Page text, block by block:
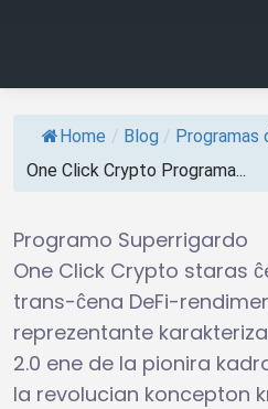
Home / Blog / Programas
One Click Crypto Programa...
Programo Superrigardo
One Click Crypto staras
trans-ĉena DeFi-
reprezentante
2.0 ene de la pionira
la revolucian koncepton